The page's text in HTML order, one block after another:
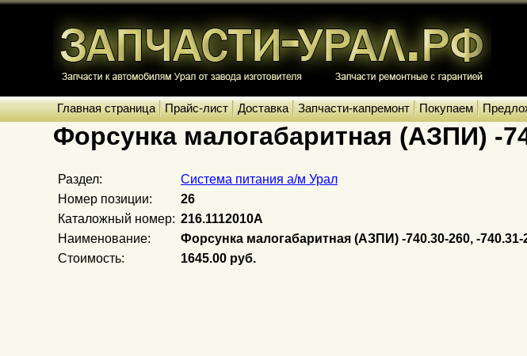
Главная страница Прайс-лист Доставка Запчасти-капремонт Покупаем
Форсунка малогабаритная (АЗПИ) -
Раздел:
Система питания а/м Урал
Номер позиции:
26
Каталожный номер: 216.1112010А
Наименование:
Форсунка малогабаритная (АЗПИ) -740.30-260, -
Стоимость:
1645.00 руб.